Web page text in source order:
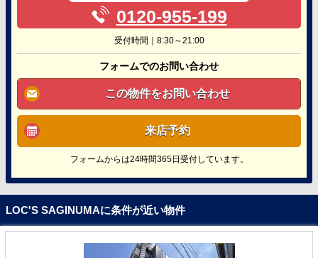
0120-955-199
受付時間｜8:30～21:00
フォームでのお問い合わせ
この物件をお問い合わせ
来店予約
フォームからは24時間365日受付しています。
LOC'S SAGINUMAに条件が近い物件